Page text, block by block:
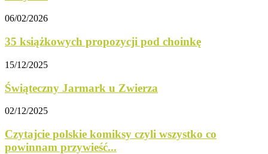
06/02/2026
35 książkowych propozycji pod choinkę
15/12/2025
Świąteczny Jarmark u Zwierza
02/12/2025
Czytajcie polskie komiksy czyli wszystko co
powinnam przywieść...